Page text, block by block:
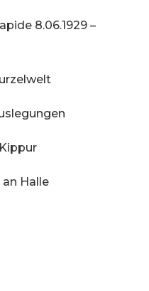
8.06.1929 –
an Halle